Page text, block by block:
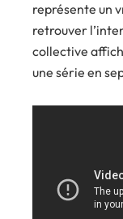
représente un
retrouver
collective
une série en